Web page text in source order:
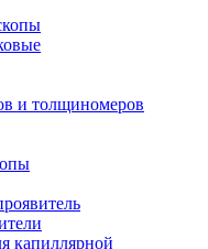
и толщиномеров
капиллярной